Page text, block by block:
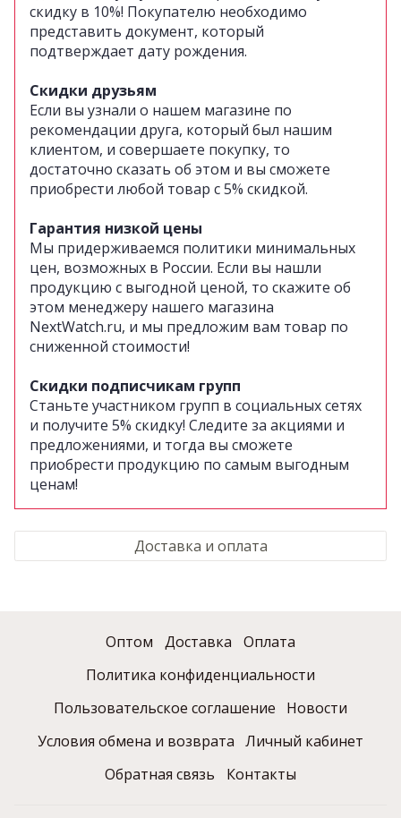
скидку в 10%! Покупателю необходимо
представить документ, который
подтверждает дату рождения.
Скидки друзьям
Если вы узнали о нашем магазине по
рекомендации друга, который был нашим
клиентом, и совершаете покупку, то
достаточно сказать об этом и вы сможете
приобрести любой товар с 5% скидкой.
Гарантия низкой цены
Мы придерживаемся политики минимальных
цен, возможных в России. Если вы нашли
продукцию с выгодной ценой, то скажите об
этом менеджеру нашего магазина
NextWatch.ru, и мы предложим вам товар по
сниженной стоимости!
Скидки подписчикам групп
Станьте участником групп в социальных сетях
и получите 5% скидку! Следите за акциями и
предложениями, и тогда вы сможете
приобрести продукцию по самым выгодным
ценам!
Доставка и оплата
Оптом Доставка
Оплата
Политика конфиденциальности
Пользовательское соглашение
Новости
Условия обмена и возврата
Личный кабинет
Обратная связь
Контакты